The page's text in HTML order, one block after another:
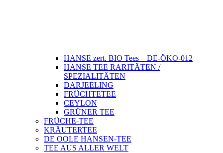
HANSE zert. BIO Tees – DE-ÖKO-012
HANSE TEE RARITÄTEN /
SPEZIALITÄTEN
DARJEELING
FRÜCHTETEE
CEYLON
GRÜNER TEE
FRÜCHE-TEE
KRÄUTERTEE
DE OOLE HANSEN-TEE
TEE AUS ALLER WELT